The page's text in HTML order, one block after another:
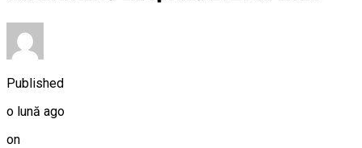
Published
o lună ago
on